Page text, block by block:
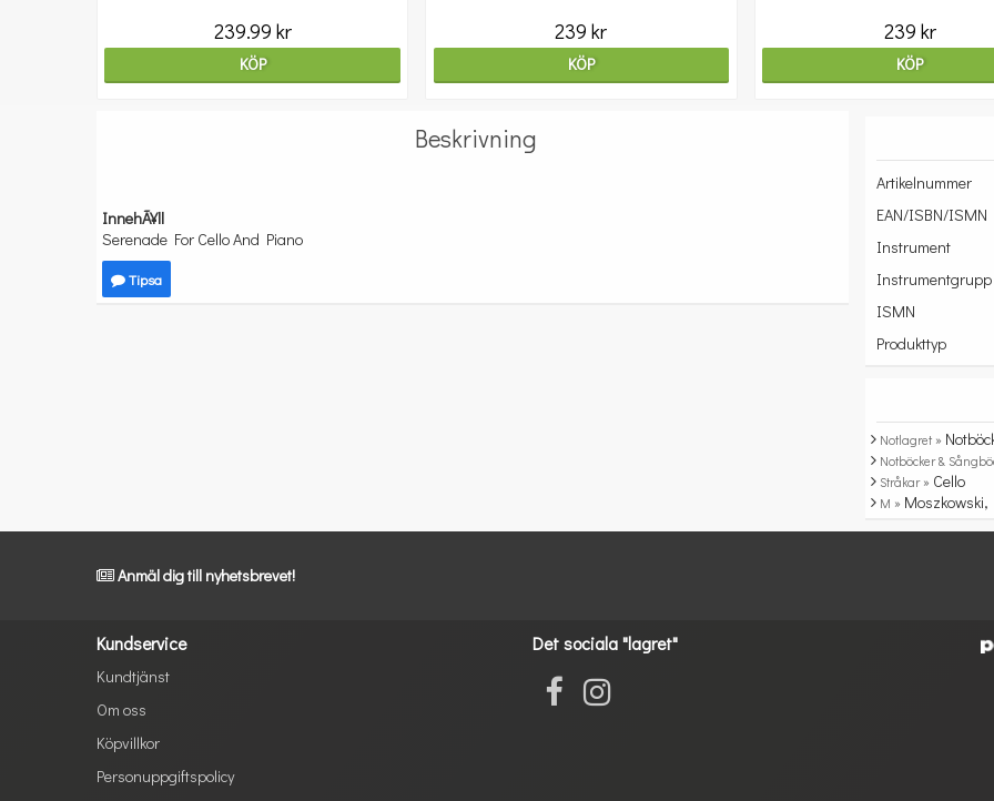
239.99 kr
KÖP
239 kr
KÖP
239 kr
KÖP
Beskrivning
InnehÃ¥ll
Serenade For Cello And Piano
Tipsa
Artikelnummer
EAN/ISBN/ISMN
Instrument
Instrumentgrupp
ISMN
Produkttyp
Notlagret »
Notböcker &
Stråkar » Cello
M »
Anmäl dig till nyhetsbrevet!
Kundservice
Kundtjänst
Om oss
Köpvillkor
Personuppgiftspolicy
Det sociala "lagret"